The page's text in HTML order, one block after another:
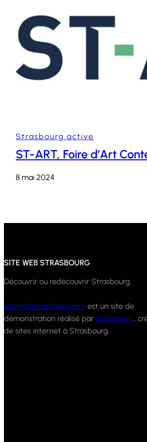
Strasbourg active
ST-ART, Foire d’Art
8 mai 2024
SITE WEB STRASBOURG
Découvrir ou redécouvrir Strasbourg.
sitewebstrasbourg.com est un site de
démonstration réalisé par Webcinetic,
de sites internet à Strasbourg.